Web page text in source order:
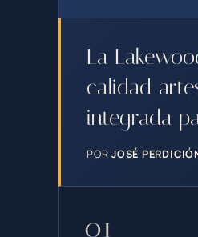
La
calidad
integrada
PORJOSÉ